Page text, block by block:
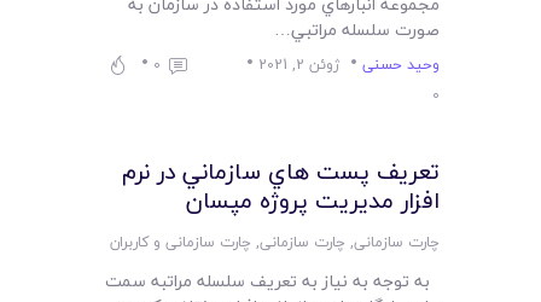
صورت سلسله مراتبي…
وحید حسنی ژوئن 2, 2021
0
0
تعريف پست هاي سازماني در نرم
افزار مدیریت پروژه مپسان
چارت سازمانی, چارت سازمانی, چارت سازمانی و کاربران
به توجه به نیاز به تعریف سلسله مراتبه سمت